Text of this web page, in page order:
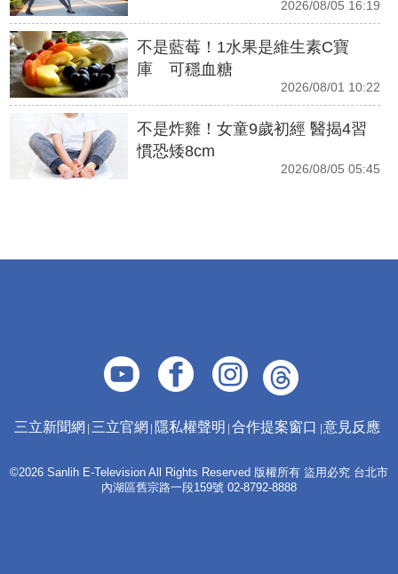
2026/08/05 16:19
不是藍莓！1水果是維生素C寶
庫 可穩血糖
2026/08/01 10:22
不是炸雞！女童9歲初經 醫揭4習
慣恐矮8cm
2026/08/05 05:45
三立新聞網 三立官網 隱私權聲明 合作提案窗口 意見反應
©2026 Sanlih E-Television All Rights Reserved 版權所有 盜用必究 台北市
內湖區舊宗路一段159號 02-8792-8888